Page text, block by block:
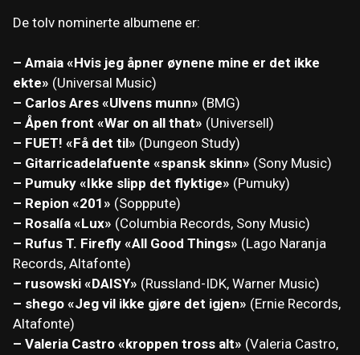
De tolv nominerte albumene er:
– Amaia «Hvis jeg åpner øynene mine er det ikke
ekte» (Universal Music)
– Carlos Ares «Ulvens munn» (BMG)
– Åpen front «War on all that» (Universell)
– FUET! «Få det til» (Dungeon Study)
– Gitarricadelafuente «spansk skinn» (Sony Music)
– Pumuky «Ikke slipp det flyktige» (Pumuky)
– Repion «201» (Sopppute)
– Rosalía «Lux» (Columbia Records, Sony Music)
– Rufus T. Firefly «All Good Things» (Lago Naranja
Records, Altafonte)
– rusowski «DAISY» (Russland-IDK, Warner Music)
– shego «Jeg vil ikke gjøre det igjen» (Ernie Records,
Altafonte)
– Valeria Castro «kroppen tross alt» (Valeria Castro,